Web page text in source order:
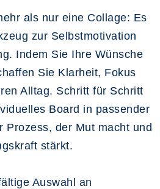
als nur eine Collage: Es
zur Selbstmotivation
Indem Sie Ihre Wünsche
Sie Klarheit, Fokus
Alltag. Schritt für Schritt
Board in passender
Prozess, der Mut macht und
stärkt.
Auswahl an